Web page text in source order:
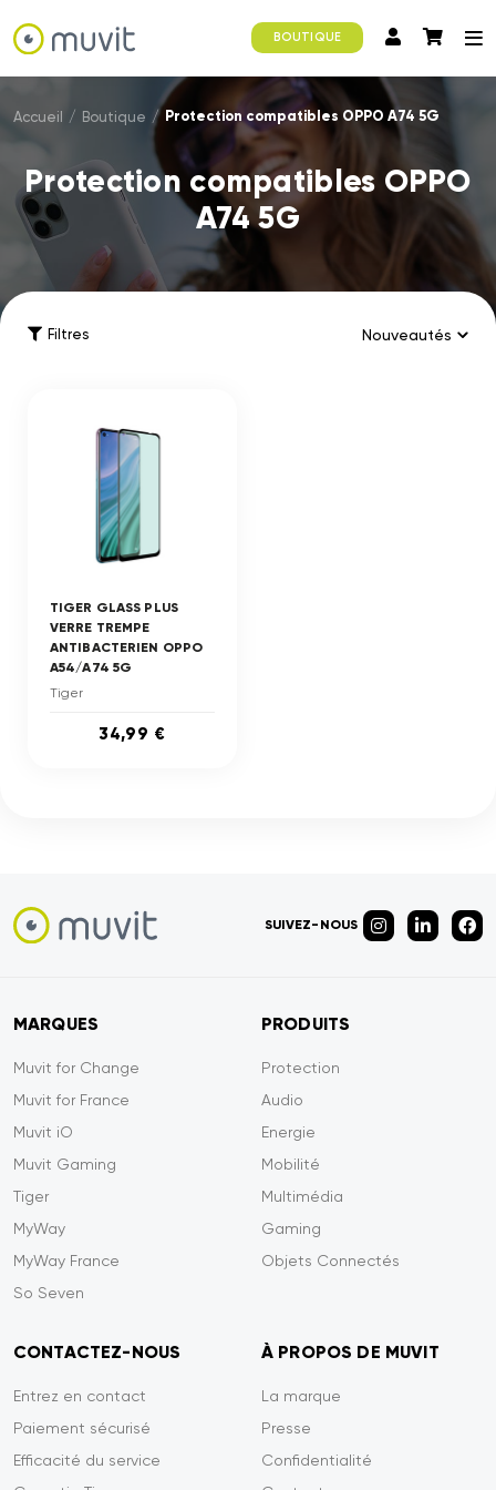
BOUTIQUE
Accueil / Boutique / Protection compatibles OPPO A74 5G
Protection compatibles OPPO
A74 5G
Filtres
TIGER GLASS PLUS
VERRE TREMPE
ANTIBACTERIEN OPPO
A54/A74 5G
Tiger
34,99 €
SUIVEZ-NOUS
MARQUES
Muvit for Change
Muvit for France
Muvit iO
Muvit Gaming
Tiger
MyWay
MyWay France
So Seven
PRODUITS
Protection
Audio
Energie
Mobilité
Multimédia
Gaming
Objets Connectés
CONTACTEZ-NOUS
Entrez en contact
Paiement sécurisé
Efficacité du service
À PROPOS DE MUVIT
La marque
Presse
Confidentialité